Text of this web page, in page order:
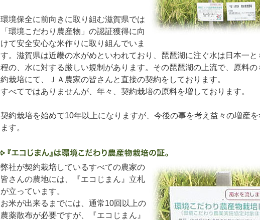
環境保全に前向きに取り組む滋賀県では
「環境こだわり農産物」の認証獲得に向
けて安全安心な米作りに取り組んでいま
す。滋賀県は近畿の水がめといわれており、琵琶湖に注ぐ水は日本一と
程の、水に対する厳しい規制があります。その琵琶湖の上流で、原料の
約栽培にて、ＪＡ農家の皆さんと直接の契約をしております。
すべてではありませんが、年々、契約栽培の原料を増しております。
契約栽培を始めて10年以上になりますが、今後の事を考え益々の増産を
ます。
弊社が契約栽培しているすべての農家の
皆さんの農地には、『エコじまん』立札
が立っています。
お米が出来るまでには、通常10回以上の
農薬散布が必要ですが、『エコじまん』